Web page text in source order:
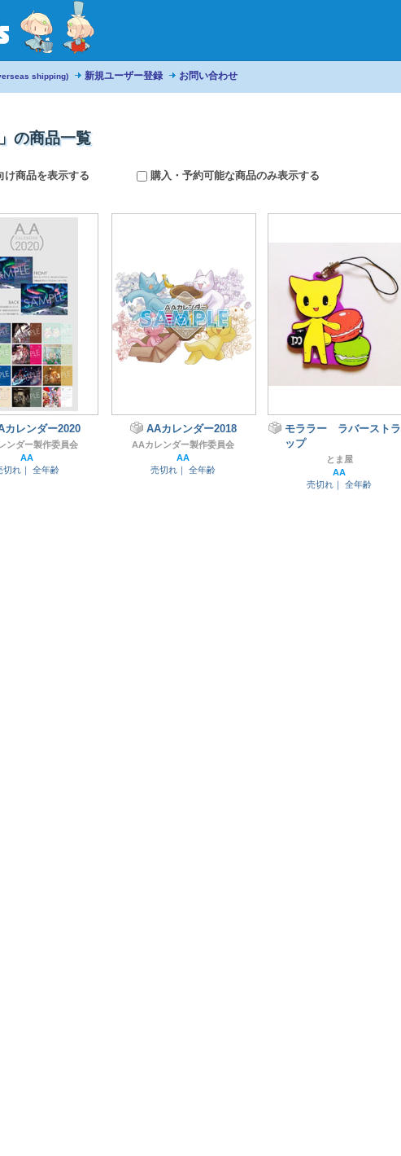
shipping) 新規ユーザー登録 お問い合わせ
の商品一覧
け商品を表示する 購入・予約可能な商品のみ表示する
カレンダー2020
ンダー製作委員会
AA
切れ｜
全年齢
AAカレンダー2018
AAカレンダー製作委員会
AA
売切れ｜
全年齢
モララー ラバーストラ
ップ
とま屋
AA
売切れ｜
全年齢